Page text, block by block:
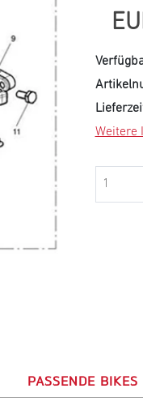
Weitere
PASSENDE BIKES